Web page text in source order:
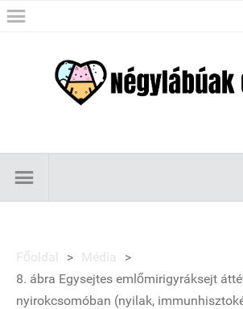
Főoldal > Média
>
8. ábra Egysejtes emlőmirigyráksejt
nyirokcsomóban (nyilak,